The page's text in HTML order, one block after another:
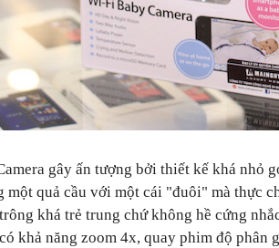
gây ấn tượng bởi thiết kế khá nhỏ
một quả cầu với một cái "đuôi" mà thực
khá trẻ trung chứ không hề cứng
khả năng zoom 4x, quay phim độ